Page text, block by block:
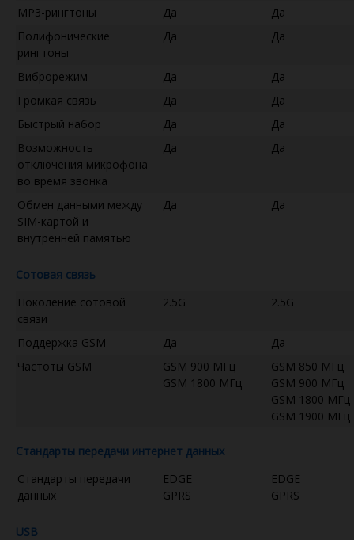
MP3-рингтоны Да
Да
Полифонические
рингтоны
Да Да
Виброрежим Да
Да
Громкая связь
Да
Да
Быстрый набор
Да
Да
Возможность
отключения микрофона
во время звонка
Да Да
Обмен данными между
SIM-картой и
внутренней памятью
Да Да
Сотовая связь
Поколение сотовой
связи
2.5G 2.5G
Поддержка GSM Да
Да
Частоты GSM
GSM 900 МГц
GSM 1800 МГц
GSM 850 МГц
GSM 900 МГц
GSM 1800 МГц
GSM 1900 МГц
Стандарты передачи интернет данных
Стандарты передачи
данных
EDGE
GPRS
EDGE
GPRS
USB